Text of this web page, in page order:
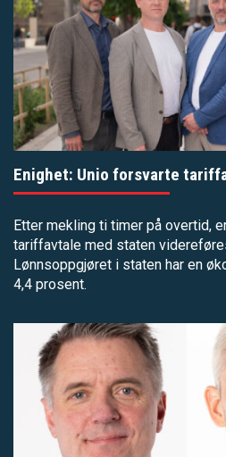
Enighet: Unio forsvarte
Etter mekling ti timer på overtid,
tariffavtale med staten
Lønnsoppgjøret i staten har en
4,4 prosent.